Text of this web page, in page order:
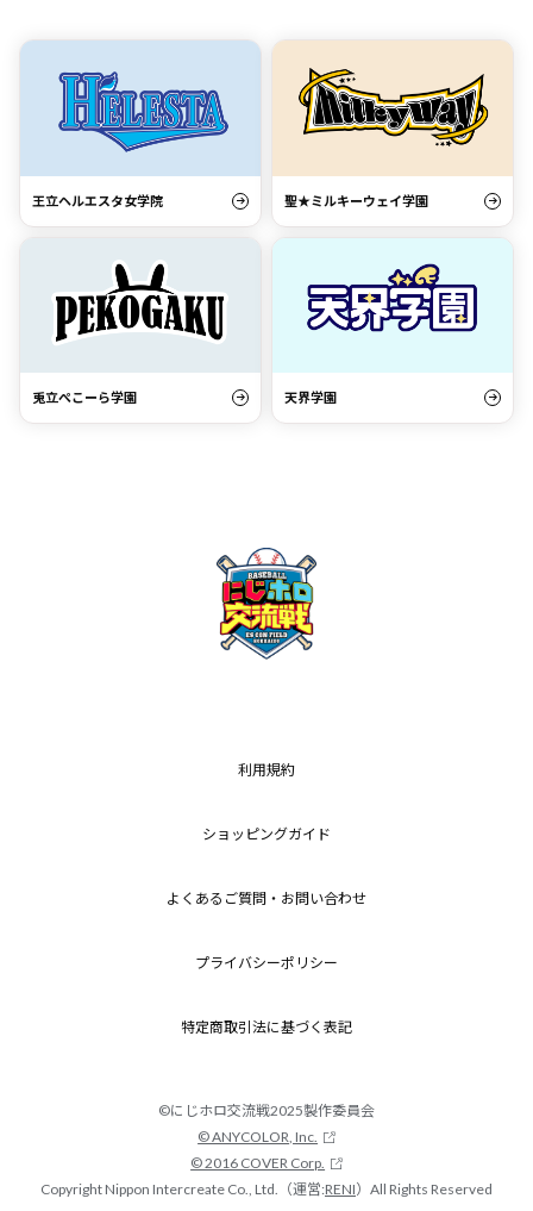
王立ヘルエスタ女学院 聖★ミルキーウェイ学園
兎立ぺこーら学園 天界学園
利用規約
ショッピングガイド
よくあるご質問・お問い合わせ
プライバシーポリシー
特定商取引法に基づく表記
©にじホロ交流戦2025製作委員会
© ANYCOLOR, Inc.
© 2016 COVER Corp.
Copyright Nippon Intercreate Co., Ltd.（運営:RENI）All Rights Reserved